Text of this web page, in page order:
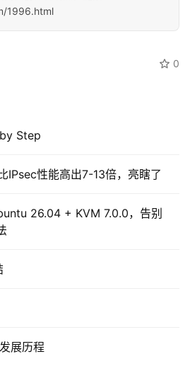
1996.html
0
Step
IPsec性能高出7-13倍，亮瞎了
26.04 + KVM 7.0.0，告别
展历程